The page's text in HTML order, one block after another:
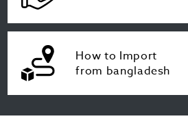
How to Import
from bangladesh